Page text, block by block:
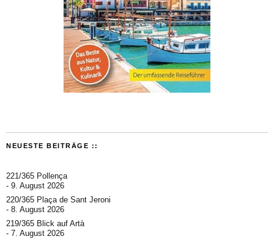
NEUESTE BEITRÄGE ::
221/365 Pollença
9. August 2026
220/365 Plaça de Sant Jeroni
8. August 2026
219/365 Blick auf Artà
7. August 2026